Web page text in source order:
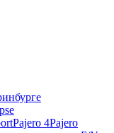
Pajero 4Pajero